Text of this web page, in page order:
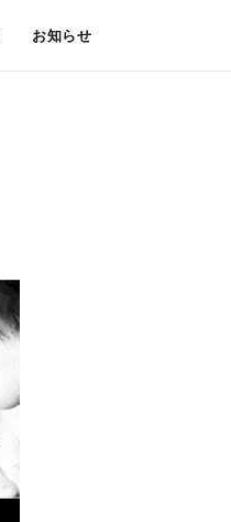
お知らせ